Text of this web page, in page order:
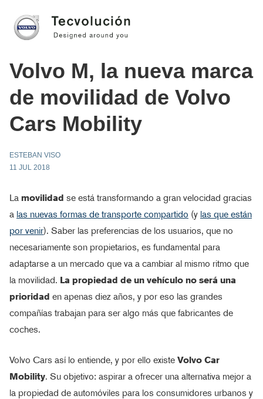
Volvo M, la nueva marca
de movilidad de Volvo
Cars Mobility
ESTEBAN VISO
11 JUL 2018
La movilidad se está transformando a gran velocidad gracias
a las nuevas formas de transporte compartido (y las que están
por venir). Saber las preferencias de los usuarios, que no
necesariamente son propietarios, es fundamental para
adaptarse a un mercado que va a cambiar al mismo ritmo que
la movilidad. La propiedad de un vehículo no será una
prioridad en apenas diez años, y por eso las grandes
compañías trabajan para ser algo más que fabricantes de
coches.
Volvo Cars así lo entiende, y por ello existe Volvo Car
Mobility. Su objetivo: aspirar a ofrecer una alternativa mejor a
la propiedad de automóviles para los consumidores urbanos y